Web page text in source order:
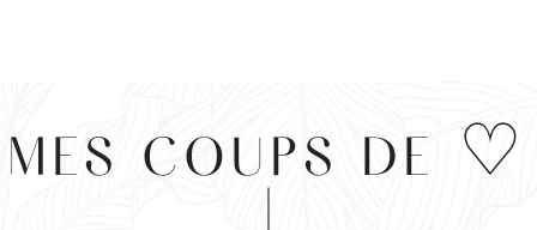
MES COUPS DE ♡